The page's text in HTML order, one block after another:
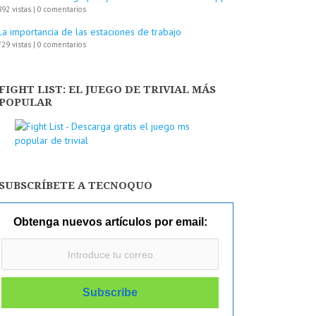
vistas | 0 comentarios
importancia de las estaciones de trabajo
vistas | 0 comentarios
LIST: EL JUEGO DE TRIVIAL MÁS
A TECNOQUO
Obtenga nuevos artículos por email: